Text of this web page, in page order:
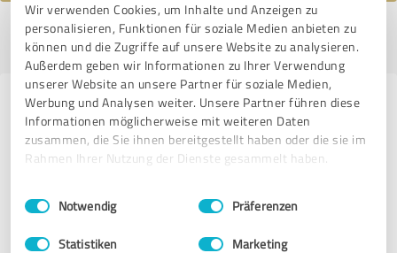
Wir verwenden Cookies, um Inhalte und Anzeigen zu
personalisieren, Funktionen für soziale Medien anbieten zu
können und die Zugriffe auf unsere Website zu analysieren.
Außerdem geben wir Informationen zu Ihrer Verwendung
unserer Website an unsere Partner für soziale Medien,
Werbung und Analysen weiter. Unsere Partner führen diese
Informationen möglicherweise mit weiteren Daten
zusammen, die Sie ihnen bereitgestellt haben oder die sie im
Rahmen Ihrer Nutzung der Dienste gesammelt haben.
Impressum Datenschutzbestimmungen
Einwilligungsauswahl
Notwendig Präferenzen
Statistiken Marketing
Profil aktiv seit 14.01.2021 |Letzte Aktualisierung: 21.09.2021|Profil
melden
Erfahrungen zu weiteren
Anbietern aus dem Bereich
Dienstleistungen
Kunststoffzaun Berlin